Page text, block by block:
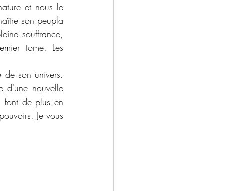
et nous le
son peupla
souffrance,
tome. Les
son univers.
d'une nouvelle
font de plus en
Je vous